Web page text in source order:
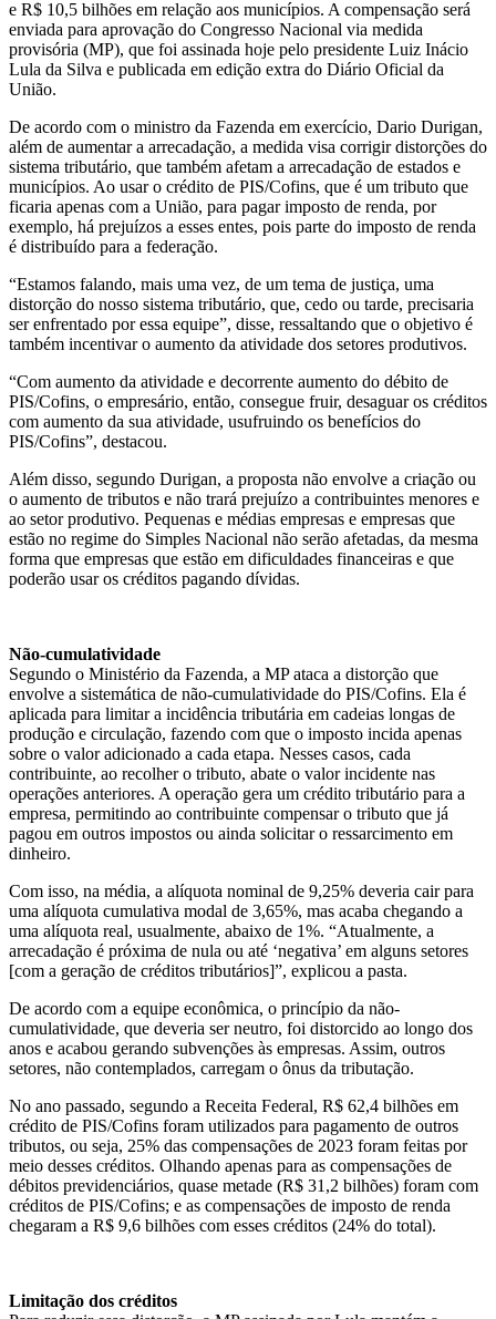
e R$ 10,5 bilhões em relação aos municípios. A compensação será
enviada para aprovação do Congresso Nacional via medida
provisória (MP), que foi assinada hoje pelo presidente Luiz Inácio
Lula da Silva e publicada em edição extra do Diário Oficial da
União.
De acordo com o ministro da Fazenda em exercício, Dario Durigan,
além de aumentar a arrecadação, a medida visa corrigir distorções do
sistema tributário, que também afetam a arrecadação de estados e
municípios. Ao usar o crédito de PIS/Cofins, que é um tributo que
ficaria apenas com a União, para pagar imposto de renda, por
exemplo, há prejuízos a esses entes, pois parte do imposto de renda
é distribuído para a federação.
“Estamos falando, mais uma vez, de um tema de justiça, uma
distorção do nosso sistema tributário, que, cedo ou tarde, precisaria
ser enfrentado por essa equipe”, disse, ressaltando que o objetivo é
também incentivar o aumento da atividade dos setores produtivos.
“Com aumento da atividade e decorrente aumento do débito de
PIS/Cofins, o empresário, então, consegue fruir, desaguar os créditos
com aumento da sua atividade, usufruindo os benefícios do
PIS/Cofins”, destacou.
Além disso, segundo Durigan, a proposta não envolve a criação ou
o aumento de tributos e não trará prejuízo a contribuintes menores e
ao setor produtivo. Pequenas e médias empresas e empresas que
estão no regime do Simples Nacional não serão afetadas, da mesma
forma que empresas que estão em dificuldades financeiras e que
poderão usar os créditos pagando dívidas.
Não-cumulatividade
Segundo o Ministério da Fazenda, a MP ataca a distorção que
envolve a sistemática de não-cumulatividade do PIS/Cofins. Ela é
aplicada para limitar a incidência tributária em cadeias longas de
produção e circulação, fazendo com que o imposto incida apenas
sobre o valor adicionado a cada etapa. Nesses casos, cada
contribuinte, ao recolher o tributo, abate o valor incidente nas
operações anteriores. A operação gera um crédito tributário para a
empresa, permitindo ao contribuinte compensar o tributo que já
pagou em outros impostos ou ainda solicitar o ressarcimento em
dinheiro.
Com isso, na média, a alíquota nominal de 9,25% deveria cair para
uma alíquota cumulativa modal de 3,65%, mas acaba chegando a
uma alíquota real, usualmente, abaixo de 1%. “Atualmente, a
arrecadação é próxima de nula ou até ‘negativa’ em alguns setores
[com a geração de créditos tributários]”, explicou a pasta.
De acordo com a equipe econômica, o princípio da não-
cumulatividade, que deveria ser neutro, foi distorcido ao longo dos
anos e acabou gerando subvenções às empresas. Assim, outros
setores, não contemplados, carregam o ônus da tributação.
No ano passado, segundo a Receita Federal, R$ 62,4 bilhões em
crédito de PIS/Cofins foram utilizados para pagamento de outros
tributos, ou seja, 25% das compensações de 2023 foram feitas por
meio desses créditos. Olhando apenas para as compensações de
débitos previdenciários, quase metade (R$ 31,2 bilhões) foram com
créditos de PIS/Cofins; e as compensações de imposto de renda
chegaram a R$ 9,6 bilhões com esses créditos (24% do total).
Limitação dos créditos